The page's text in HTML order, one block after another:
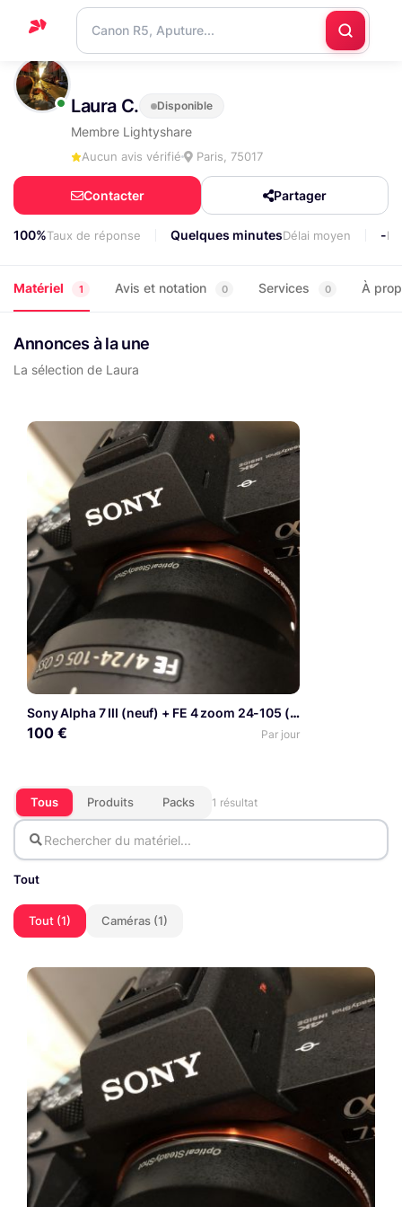
Accueil
Support
Nous
contacter
Laura C. Disponible
Membre Lightyshare
Aucun avis vérifié Paris, 75017
Contacter Partager
100%Taux de réponse Quelques minutesDélai moyen -
Matériel 1 Avis et notation 0 Services 0 À
Annonces à la une
La sélection de Laura
Sony Alpha 7 III (neuf) + FE 4 zoom 24-105 (neuf)+ micro RODE compact Pro (neuf)
100 € Par jour
Tous Produits Packs 1 résultat
Tout
Tout (1) Caméras (1)